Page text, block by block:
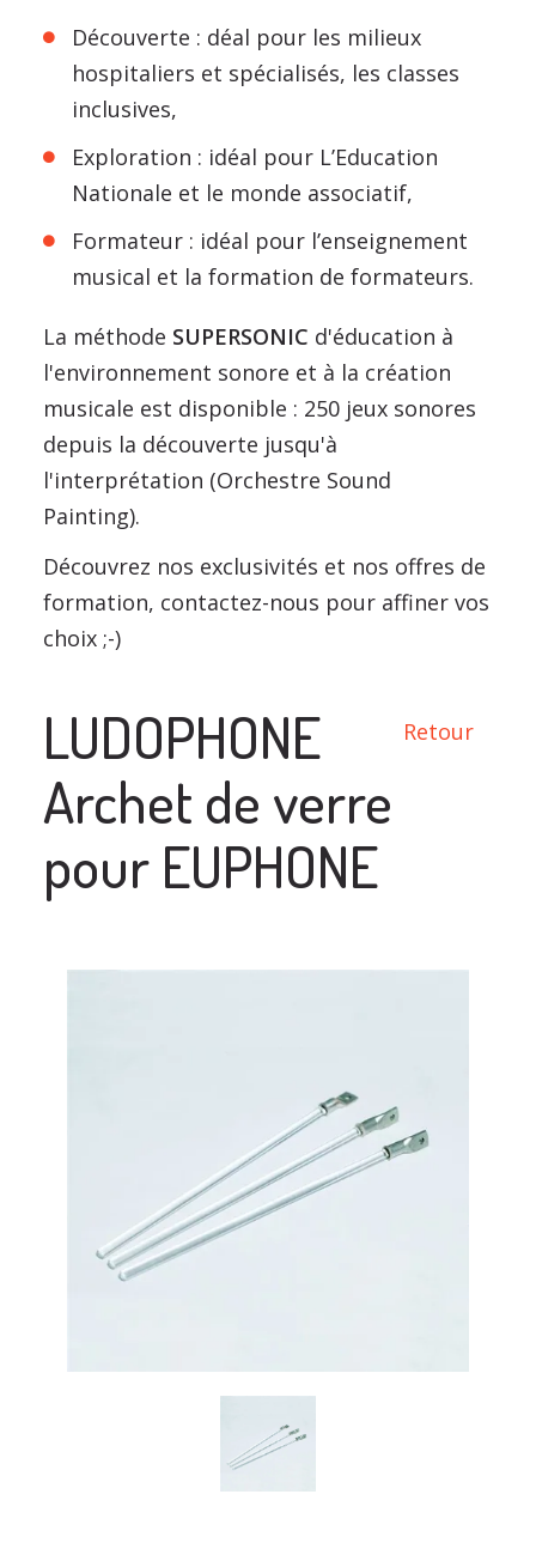
Découverte : déal pour les milieux
hospitaliers et spécialisés, les classes
inclusives,
Exploration : idéal pour L’Education
Nationale et le monde associatif,
Formateur : idéal pour l’enseignement
musical et la formation de formateurs.
La méthode SUPERSONIC d'éducation à
l'environnement sonore et à la création
musicale est disponible : 250 jeux sonores
depuis la découverte jusqu'à
l'interprétation (Orchestre Sound
Painting).
Découvrez nos exclusivités et nos offres de
formation, contactez-nous pour affiner vos
choix ;-)
Retour
LUDOPHONE
Archet de verre
pour EUPHONE